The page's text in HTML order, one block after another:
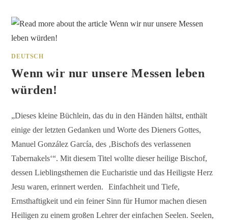
DEUTSCH
Wenn wir nur unsere Messen leben
würden!
„Dieses kleine Büchlein, das du in den Händen hältst, enthält
einige der letzten Gedanken und Worte des Dieners Gottes,
Manuel González García, des ‚Bischofs des verlassenen
Tabernakels‘“. Mit diesem Titel wollte dieser heilige Bischof,
dessen Lieblingsthemen die Eucharistie und das Heiligste Herz
Jesu waren, erinnert werden. Einfachheit und Tiefe,
Ernsthaftigkeit und ein feiner Sinn für Humor machen diesen
Heiligen zu einem großen Lehrer der einfachen Seelen. Seelen,